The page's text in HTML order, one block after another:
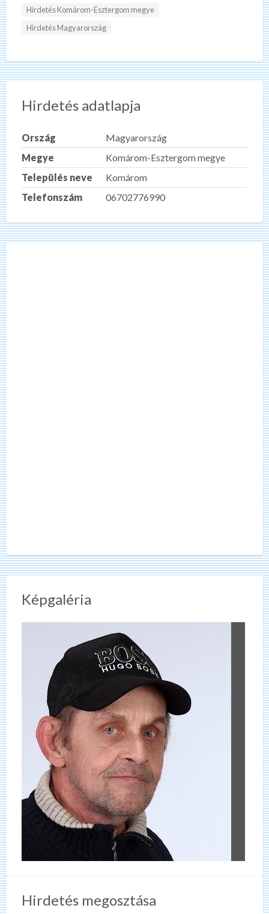
Hirdetés Komárom-Esztergom megye
Hirdetés Magyarország
Hirdetés adatlapja
Ország
Magyarország
Megye
Komárom-Esztergom megye
Település neve
Komárom
Telefonszám
06702776990
Képgaléria
Hirdetés megosztása